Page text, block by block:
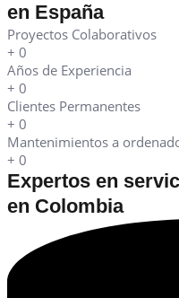
en España
Proyectos Colaborativos
+ 0
Años de Experiencia
+ 0
Clientes Permanentes
+ 0
Mantenimientos a
+ 0
Expertos en
en Colombia